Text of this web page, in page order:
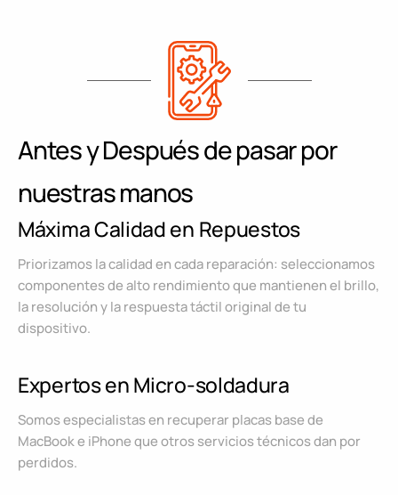
Antes y Después de pasar por
nuestras manos
Máxima Calidad en Repuestos
Priorizamos la calidad en cada reparación: seleccionamos
componentes de alto rendimiento que mantienen el brillo,
la resolución y la respuesta táctil original de tu
dispositivo.
Expertos en Micro-soldadura
Somos especialistas en recuperar placas base de
MacBook e iPhone que otros servicios técnicos dan por
perdidos.